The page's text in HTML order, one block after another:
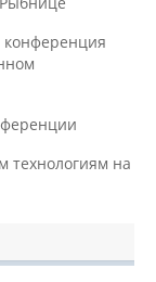
конференция
на